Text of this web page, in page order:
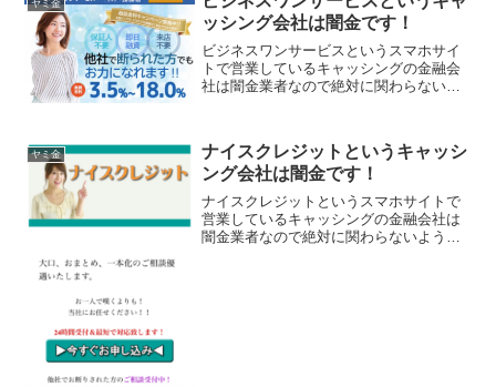
ヤミ金
ッシング会社は闇金です！
ビジネスワンサービスというスマホサイ
トで営業しているキャッシングの金融会
社は闇金業者なので絶対に関わらないよ
りになられた方も...
ヤミ金
ナイスクレジットというキャッシ
ング会社は闇金です！
ナイスクレジットというスマホサイトで
営業しているキャッシングの金融会社は
闇金業者なので絶対に関わらないように